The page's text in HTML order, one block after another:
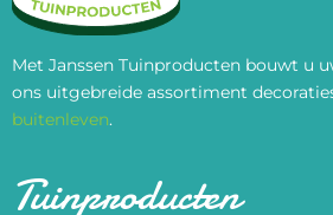
Met Janssen Tuinproducten bouwt u
ons uitgebreide assortiment
buitenleven.
Tuinproducten